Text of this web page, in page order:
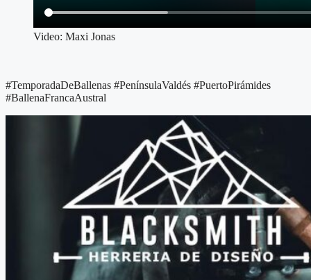
Video: Maxi Jonas
#TemporadaDeBallenas #PenínsulaValdés #PuertoPirámides
#BallenaFrancaAustral